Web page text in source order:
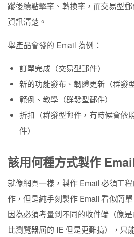
蹤後續點擊率、轉換率，而交易型
資訊清楚。
舉產品會發的 Email 為例：
訂單完成（交易型郵件）
新的功能發布、韌體更新（群發型
範例、教學（群發型郵件）
折扣（群發型郵件，有時候會依
件）
該用何種方式製作
就像網頁一樣，製作 Email 必須工
作，但是純手刻製作 Email 看似簡
因為必須考量到不同的收件端（像
比瀏覽器屆的 IE 但是更難搞），只